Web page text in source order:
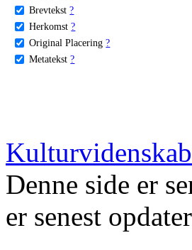
Brevtekst ?
Herkomst ?
Original Placering ?
Metatekst ?
Denne side er
er senest